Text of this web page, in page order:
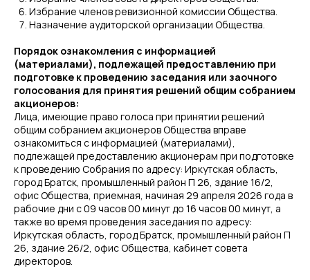
Избрание членов ревизионной комиссии Общества.
Назначение аудиторской организации Общества.
Порядок ознакомления с информацией
(материалами), подлежащей предоставлению при
подготовке к проведению заседания или заочного
голосования для принятия решений общим собранием
акционеров:
Лица, имеющие право голоса при принятии решений
общим собранием акционеров Общества вправе
ознакомиться с информацией (материалами),
подлежащей предоставлению акционерам при подготовке
к проведению Собрания по адресу: Иркутская область,
город Братск, промышленный район П 26, здание 16/2,
офис Общества, приемная, начиная 29 апреля 2026 года в
рабочие дни с 09 часов 00 минут до 16 часов 00 минут, а
также во время проведения заседания по адресу:
Иркутская область, город Братск, промышленный район П
26, здание 26/2, офис Общества, кабинет совета
директоров.